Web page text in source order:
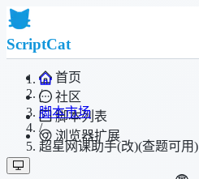
ScriptCat
首页
社区
脚本列表
浏览器扩展
/
脚本市场
/
超星网课助手(改)(查题可用)